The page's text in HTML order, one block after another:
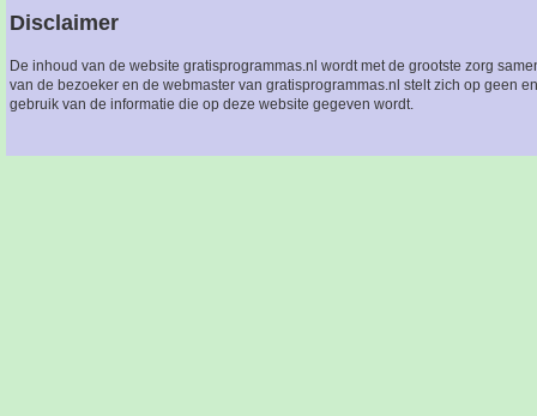
Disclaimer
De inhoud van de website gratisprogrammas.nl wordt met de grootste zorg
van de bezoeker en de webmaster van gratisprogrammas.nl stelt zich op geen
gebruik van de informatie die op deze website gegeven wordt.